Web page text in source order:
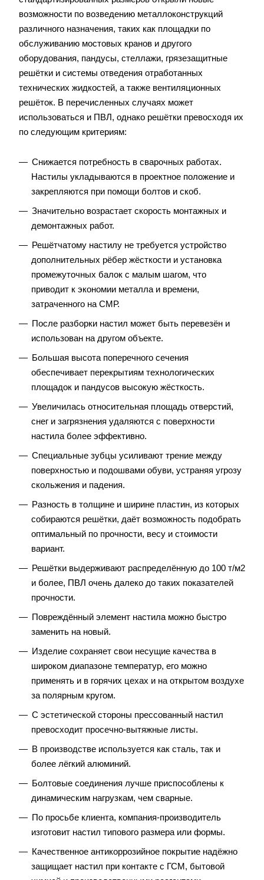
возможности по возведению металлоконструкций
различного назначения, таких как площадки по
обслуживанию мостовых кранов и другого
оборудования, пандусы, стеллажи, грязезащитные
решётки и системы отведения отработанных
технических жидкостей, а также вентиляционных
решёток. В перечисленных случаях может
использоваться и ПВЛ, однако решётки превосходя их
по следующим критериям:
Снижается потребность в сварочных работах.
Настилы укладываются в проектное положение и
закрепляются при помощи болтов и скоб.
Значительно возрастает скорость монтажных и
демонтажных работ.
Решётчатому настилу не требуется устройство
дополнительных рёбер жёсткости и установка
промежуточных балок с малым шагом, что
приводит к экономии металла и времени,
затраченного на СМР.
После разборки настил может быть перевезён и
использован на другом объекте.
Большая высота поперечного сечения
обеспечивает перекрытиям технологических
площадок и пандусов высокую жёсткость.
Увеличилась относительная площадь отверстий,
снег и загрязнения удаляются с поверхности
настила более эффективно.
Специальные зубцы усиливают трение между
поверхностью и подошвами обуви, устраняя угрозу
скольжения и падения.
Разность в толщине и ширине пластин, из которых
собираются решётки, даёт возможность подобрать
оптимальный по прочности, весу и стоимости
вариант.
Решётки выдерживают распределённую до 100 т/м2
и более, ПВЛ очень далеко до таких показателей
прочности.
Повреждённый элемент настила можно быстро
заменить на новый.
Изделие сохраняет свои несущие качества в
широком диапазоне температур, его можно
применять и в горячих цехах и на открытом воздухе
за полярным кругом.
С эстетической стороны прессованный настил
превосходит просечно-вытяжные листы.
В производстве используется как сталь, так и
более лёгкий алюминий.
Болтовые соединения лучше приспособлены к
динамическим нагрузкам, чем сварные.
По просьбе клиента, компания-производитель
изготовит настил типового размера или формы.
Качественное антикоррозийное покрытие надёжно
защищает настил при контакте с ГСМ, бытовой